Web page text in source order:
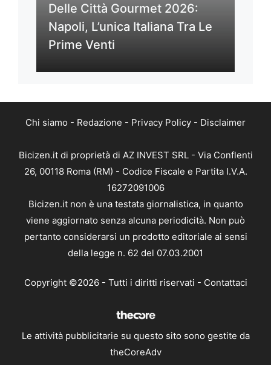
Delle Città Gourmet 2026:
Napoli, L’unica Italiana Tra Le
Prime Venti
Chi siamo - Redazione - Privacy Policy - Disclaimer
Bicizen.it di proprietà di AZ INVEST SRL - Via Conflenti
26, 00118 Roma (RM) - Codice Fiscale e Partita I.V.A.
16272091006
Bicizen.it non è una testata giornalistica, in quanto
viene aggiornato senza alcuna periodicità. Non può
pertanto considerarsi un prodotto editoriale ai sensi
della legge n. 62 del 07.03.2001
Copyright ©2026 - Tutti i diritti riservati - Contattaci
Le attività pubblicitarie su questo sito sono gestite da
theCoreAdv